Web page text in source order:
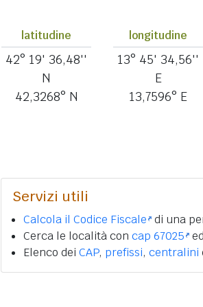
latitudine
42° 19' 36,48''
N
42,3268° N
longitudine
13° 45' 34,56''
E
13,7596° E
Servizi utili
Calcola il Codice Fiscale di una
Cerca le località con cap 67025
Elenco dei CAP, prefissi, centralini